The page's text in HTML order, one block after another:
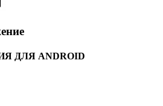
ДЛЯ ANDROID